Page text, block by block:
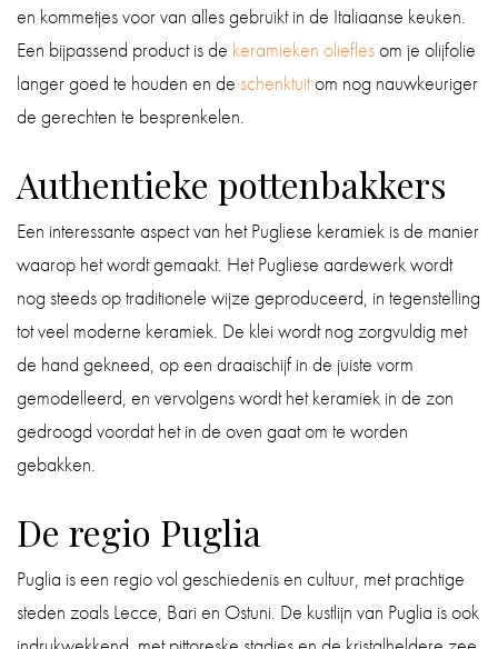
en kommetjes voor van alles gebruikt in de Italiaanse keuken.
Een bijpassend product is de keramieken olieflesom je olijfolie
langer goed te houden en de schenktuitom nog nauwkeuriger
de gerechten te besprenkelen.
Authentieke pottenbakkers
Een interessante aspect van het Pugliese keramiek is de manier
waarop het wordt gemaakt. Het Pugliese aardewerk wordt
nog steeds op traditionele wijze geproduceerd, in tegenstelling
tot veel moderne keramiek. De klei wordt nog zorgvuldig met
de hand gekneed, op een draaischijf in de juiste vorm
gemodelleerd, en vervolgens wordt het keramiek in de zon
gedroogd voordat het in de oven gaat om te worden
gebakken.
De regio Puglia
Puglia is een regio vol geschiedenis en cultuur, met prachtige
steden zoals Lecce, Bari en Ostuni. De kustlijn van Puglia is ook